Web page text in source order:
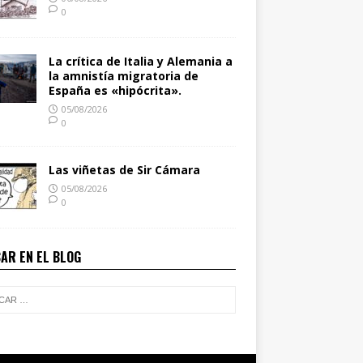
0
La crítica de Italia y Alemania a
la amnistía migratoria de
España es «hipócrita».
05/08/2026
0
Las viñetas de Sir Cámara
05/08/2026
0
EN EL BLOG